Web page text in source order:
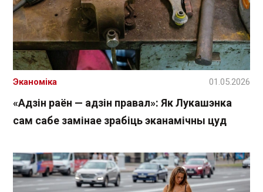
«Адзін раён — адзін правал»: Як Лукашэнка
сам сабе замінае зрабіць эканамічны цуд
Эканоміка 01.05.2026